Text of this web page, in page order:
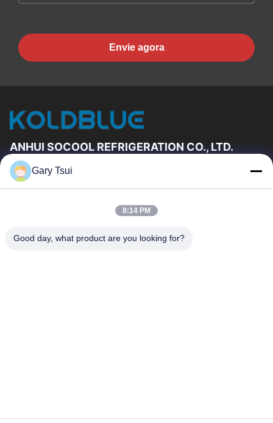
Envie agora
ANHUI SOCOOL REFRIGERATION CO., LTD.
Relações Rápidas
Sobre Nós
Excursão Da Fábrica
Controle Da Qualidade
Gary Tsui
8:14 PM
Good day, what product are you looking for?